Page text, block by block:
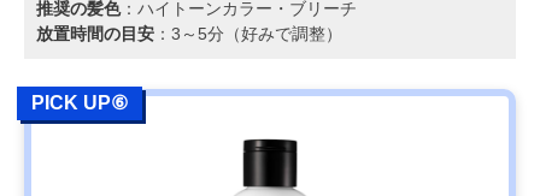
推奨の髪色：ハイトーンカラー・ブリーチ
放置時間の目安 ：3～5分（好みで調整）
PICK UP⑥